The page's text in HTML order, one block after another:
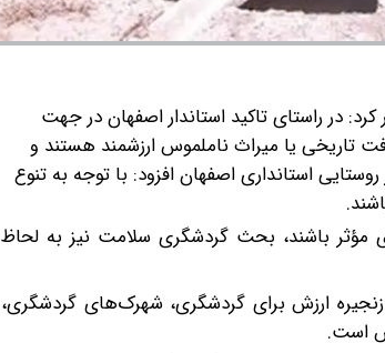
در راستای تاکید استاندار اصفهان در جهت
تاریخی یا میراث ناملموس ارزشمند هستند و
روستایی استانداری اصفهان افزود: با توجه به تنوع
مؤثر باشند، بحث گردشگری سلامت نیز به لحاظ
ارزش برای گردشگری، شهرک‌های گردشگری،
است.